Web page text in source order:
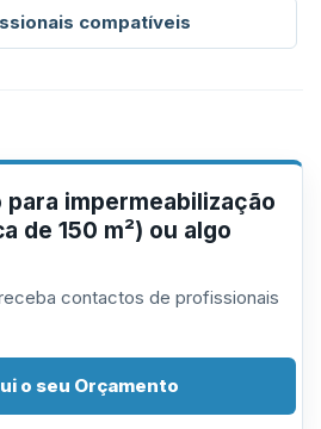
compatíveis
impermeabilização
de 150 m²) ou algo
contactos de profissionais
o seu Orçamento